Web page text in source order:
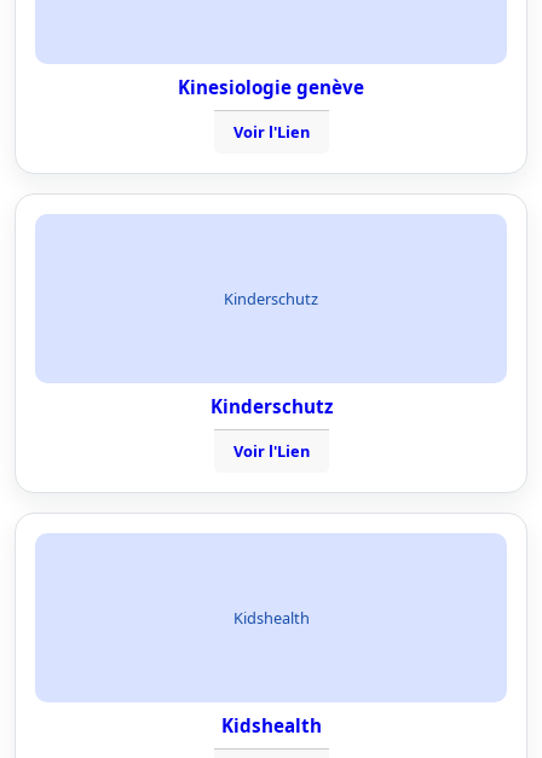
Kinesiologie genève
Voir l'Lien
Kinderschutz
Kinderschutz
Voir l'Lien
Kidshealth
Kidshealth